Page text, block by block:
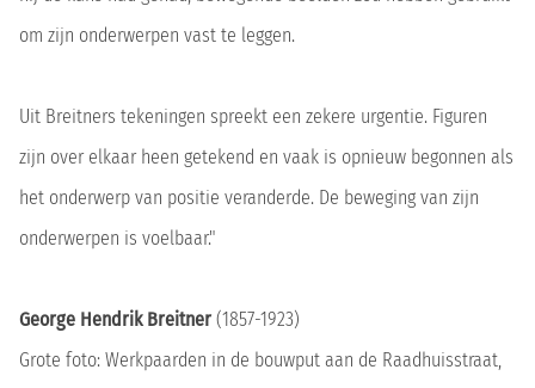
om zijn onderwerpen vast te leggen.
Uit Breitners tekeningen spreekt een zekere urgentie. Figuren
zijn over elkaar heen getekend en vaak is opnieuw begonnen als
het onderwerp van positie veranderde. De beweging van zijn
onderwerpen is voelbaar."
George Hendrik Breitner (1857-1923)
Grote foto: Werkpaarden in de bouwput aan de Raadhuisstraat,